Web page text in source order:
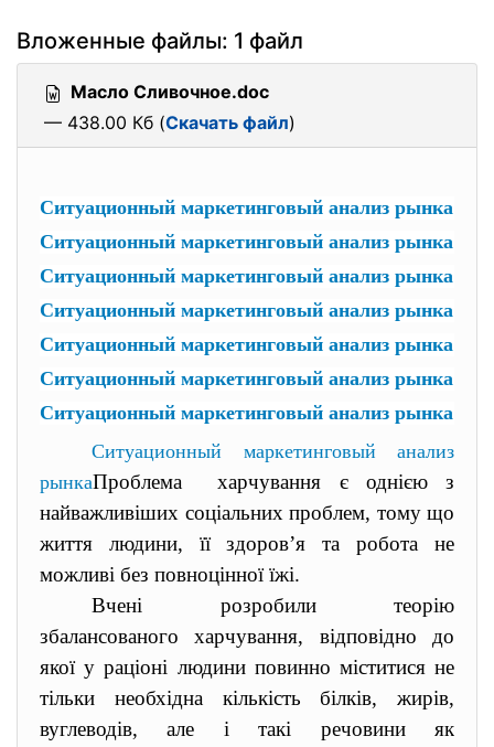
Вложенные файлы: 1 файл
Масло Сливочное.doc
— 438.00 Кб (Скачать файл)
Ситуационный маркетинговый анализ рынка
Ситуационный маркетинговый анализ рынка
Ситуационный маркетинговый анализ рынка
Ситуационный маркетинговый анализ рынка
Ситуационный маркетинговый анализ рынка
Ситуационный маркетинговый анализ рынка
Ситуационный маркетинговый анализ рынка
Ситуационный маркетинговый анализ
рынкаПроблема харчування є однією з
найважливіших соціальних проблем, тому що
життя людини, її здоров’я та робота не
можливі без повноцінної їжі.
Вчені розробили теорію
збалансованого харчування, відповідно до
якої у раціоні людини повинно міститися не
тільки необхідна кількість білків, жирів,
вуглеводів, але і такі речовини як